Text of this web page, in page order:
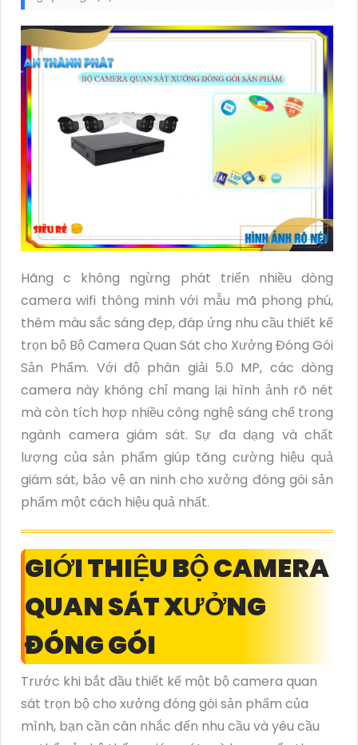
Hãng c không ngừng phát triển nhiều dòng
camera wifi thông minh với mẫu mã phong phú,
thêm màu sắc sáng đẹp, đáp ứng nhu cầu thiết kế
trọn bộ Bộ Camera Quan Sát cho Xưởng Đóng Gói
Sản Phẩm. Với độ phân giải 5.0 MP, các dòng
camera này không chỉ mang lại hình ảnh rõ nét
mà còn tích hợp nhiều công nghệ sáng chế trong
ngành camera giám sát. Sự đa dạng và chất
lượng của sản phẩm giúp tăng cường hiệu quả
giám sát, bảo vệ an ninh cho xưởng đóng gói sản
phẩm một cách hiệu quả nhất.
GIỚI THIỆU BỘ CAMERA
QUAN SÁT XƯỞNG
ĐÓNG GÓI
Trước khi bắt đầu thiết kế một bộ camera quan
sát trọn bộ cho xưởng đóng gói sản phẩm của
mình, bạn cần cân nhắc đến nhu cầu và yêu cầu